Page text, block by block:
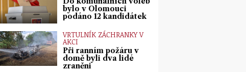
bylo v Olomouci
podáno 12 kandidátek
VRTULNÍK ZÁCHRANKY V
AKCI
Při ranním požáru v
domě byli dva lidé
zraněni